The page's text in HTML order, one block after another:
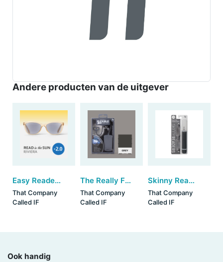
Andere producten van de uitgever
Easy Readers SUN - Riviera (+2)
That Company
Called IF
The Really Flexible Book Light - Grey
That Company
Called IF
Skinny Readers +3.0 (set van 3)
That Company
Called IF
Ook handig